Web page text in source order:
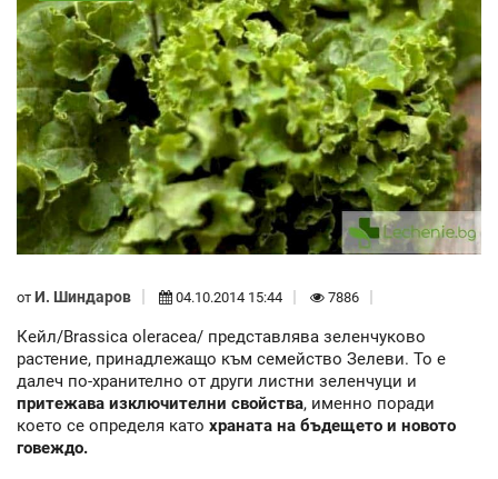
от И. Шиндаров 04.10.2014 15:44 7886
Кейл/Brassica oleracea/ представлява зеленчуково
растение, принадлежащо към семейство Зелеви. То е
далеч по-хранително от други листни зеленчуци и
притежава изключителни свойства, именно поради
което се определя като храната на бъдещето и новото
говеждо.